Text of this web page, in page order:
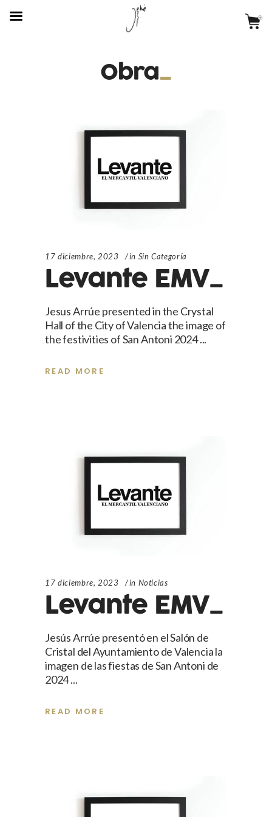
Obra
17 diciembre, 2023 in Sin Categoría
Levante EMV_
Jesus Arrúe presented in the Crystal
Hall of the City of Valencia the image of
the festivities of San Antoni 2024
READ MORE
17 diciembre, 2023 in Noticias
Levante EMV_
Jesús Arrúe presentó en el Salón de
Cristal del Ayuntamiento de Valencia la
imagen de las fiestas de San Antoni de
2024
READ MORE